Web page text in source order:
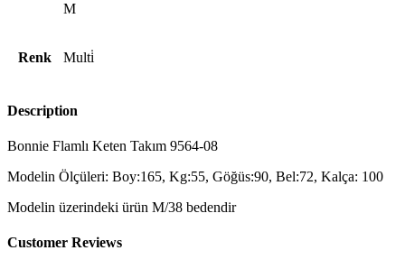
M
Renk Multi̇
Description
Bonnie Flamlı Keten Takım 9564-08
Modelin Ölçüleri: Boy:165, Kg:55, Göğüs:90, Bel:72, Kalça: 100
Modelin üzerindeki ürün M/38 bedendir
Customer Reviews